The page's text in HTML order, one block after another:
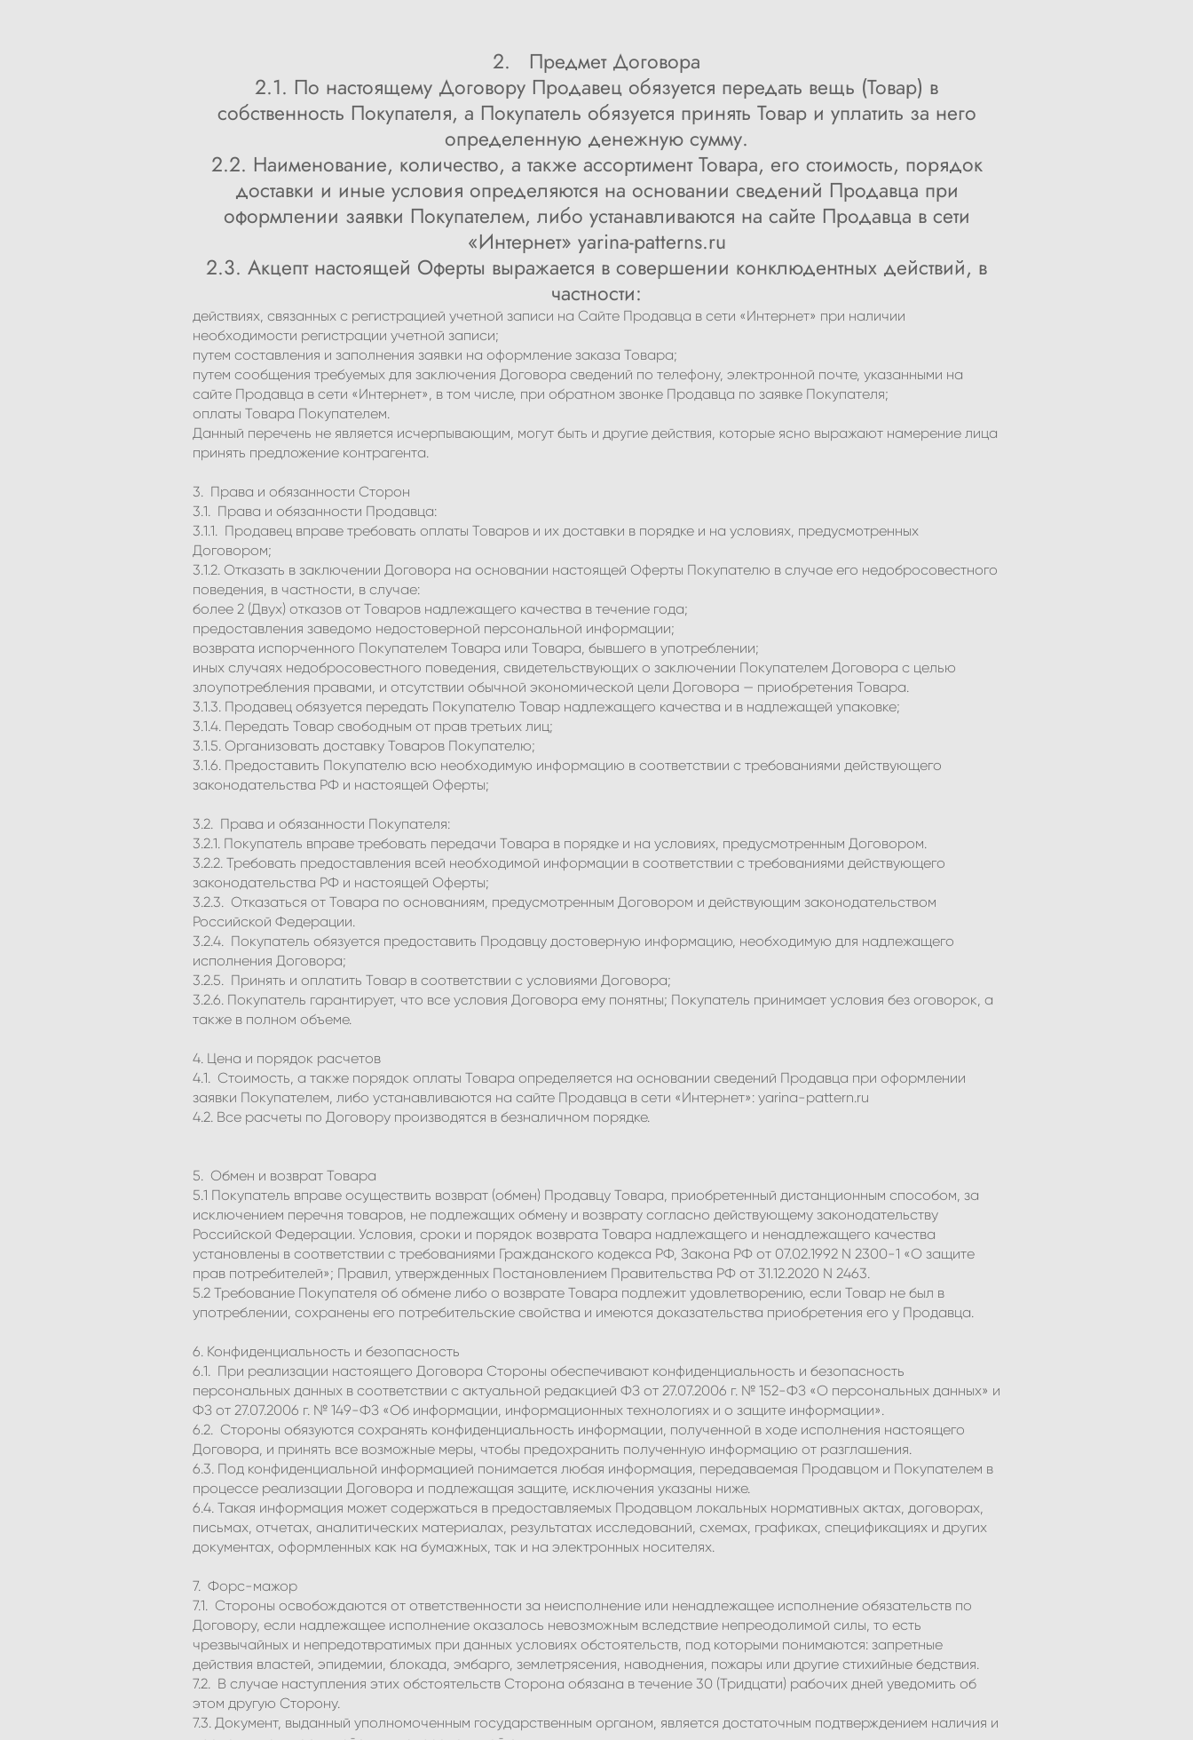
2. Предмет Договора
2.1. По настоящему Договору Продавец обязуется передать вещь (Товар) в
собственность Покупателя, а Покупатель обязуется принять Товар и уплатить за него
определенную денежную сумму.
2.2. Наименование, количество, а также ассортимент Товара, его стоимость, порядок
доставки и иные условия определяются на основании сведений Продавца при
оформлении заявки Покупателем, либо устанавливаются на сайте Продавца в сети
«Интернет» yarina-patterns.ru
2.3. Акцепт настоящей Оферты выражается в совершении конклюдентных действий, в
частности:
действиях, связанных с регистрацией учетной записи на Сайте Продавца в сети «Интернет» при наличии
необходимости регистрации учетной записи;
путем составления и заполнения заявки на оформление заказа Товара;
путем сообщения требуемых для заключения Договора сведений по телефону, электронной почте, указанными на
сайте Продавца в сети «Интернет», в том числе, при обратном звонке Продавца по заявке Покупателя;
оплаты Товара Покупателем.
Данный перечень не является исчерпывающим, могут быть и другие действия, которые ясно выражают намерение лица
принять предложение контрагента.
3. Права и обязанности Сторон
3.1. Права и обязанности Продавца:
3.1.1. Продавец вправе требовать оплаты Товаров и их доставки в порядке и на условиях, предусмотренных
Договором;
3.1.2. Отказать в заключении Договора на основании настоящей Оферты Покупателю в случае его недобросовестного
поведения, в частности, в случае:
более 2 (Двух) отказов от Товаров надлежащего качества в течение года;
предоставления заведомо недостоверной персональной информации;
возврата испорченного Покупателем Товара или Товара, бывшего в употреблении;
иных случаях недобросовестного поведения, свидетельствующих о заключении Покупателем Договора с целью
злоупотребления правами, и отсутствии обычной экономической цели Договора — приобретения Товара.
3.1.3. Продавец обязуется передать Покупателю Товар надлежащего качества и в надлежащей упаковке;
3.1.4. Передать Товар свободным от прав третьих лиц;
3.1.5. Организовать доставку Товаров Покупателю;
3.1.6. Предоставить Покупателю всю необходимую информацию в соответствии с требованиями действующего
законодательства РФ и настоящей Оферты;
3.2. Права и обязанности Покупателя:
3.2.1. Покупатель вправе требовать передачи Товара в порядке и на условиях, предусмотренным Договором.
3.2.2. Требовать предоставления всей необходимой информации в соответствии с требованиями действующего
законодательства РФ и настоящей Оферты;
3.2.3. Отказаться от Товара по основаниям, предусмотренным Договором и действующим законодательством
Российской Федерации.
3.2.4. Покупатель обязуется предоставить Продавцу достоверную информацию, необходимую для надлежащего
исполнения Договора;
3.2.5. Принять и оплатить Товар в соответствии с условиями Договора;
3.2.6. Покупатель гарантирует, что все условия Договора ему понятны; Покупатель принимает условия без оговорок, а
также в полном объеме.
4. Цена и порядок расчетов
4.1. Стоимость, а также порядок оплаты Товара определяется на основании сведений Продавца при оформлении
заявки Покупателем, либо устанавливаются на сайте Продавца в сети «Интернет»: yarina-pattern.ru
4.2. Все расчеты по Договору производятся в безналичном порядке.
5. Обмен и возврат Товара
5.1 Покупатель вправе осуществить возврат (обмен) Продавцу Товара, приобретенный дистанционным способом, за
исключением перечня товаров, не подлежащих обмену и возврату согласно действующему законодательству
Российской Федерации. Условия, сроки и порядок возврата Товара надлежащего и ненадлежащего качества
установлены в соответствии с требованиями Гражданского кодекса РФ, Закона РФ от 07.02.1992 N 2300-1 «О защите
прав потребителей»; Правил, утвержденных Постановлением Правительства РФ от 31.12.2020 N 2463.
5.2 Требование Покупателя об обмене либо о возврате Товара подлежит удовлетворению, если Товар не был в
употреблении, сохранены его потребительские свойства и имеются доказательства приобретения его у Продавца.
6. Конфиденциальность и безопасность
6.1. При реализации настоящего Договора Стороны обеспечивают конфиденциальность и безопасность
персональных данных в соответствии с актуальной редакцией ФЗ от 27.07.2006 г. № 152-ФЗ «О персональных данных» и
ФЗ от 27.07.2006 г. № 149-ФЗ «Об информации, информационных технологиях и о защите информации».
6.2. Стороны обязуются сохранять конфиденциальность информации, полученной в ходе исполнения настоящего
Договора, и принять все возможные меры, чтобы предохранить полученную информацию от разглашения.
6.3. Под конфиденциальной информацией понимается любая информация, передаваемая Продавцом и Покупателем в
процессе реализации Договора и подлежащая защите, исключения указаны ниже.
6.4. Такая информация может содержаться в предоставляемых Продавцом локальных нормативных актах, договорах,
письмах, отчетах, аналитических материалах, результатах исследований, схемах, графиках, спецификациях и других
документах, оформленных как на бумажных, так и на электронных носителях.
7. Форс-мажор
7.1. Стороны освобождаются от ответственности за неисполнение или ненадлежащее исполнение обязательств по
Договору, если надлежащее исполнение оказалось невозможным вследствие непреодолимой силы, то есть
чрезвычайных и непредотвратимых при данных условиях обстоятельств, под которыми понимаются: запретные
действия властей, эпидемии, блокада, эмбарго, землетрясения, наводнения, пожары или другие стихийные бедствия.
7.2. В случае наступления этих обстоятельств Сторона обязана в течение 30 (Тридцати) рабочих дней уведомить об
этом другую Сторону.
7.3. Документ, выданный уполномоченным государственным органом, является достаточным подтверждением наличия и